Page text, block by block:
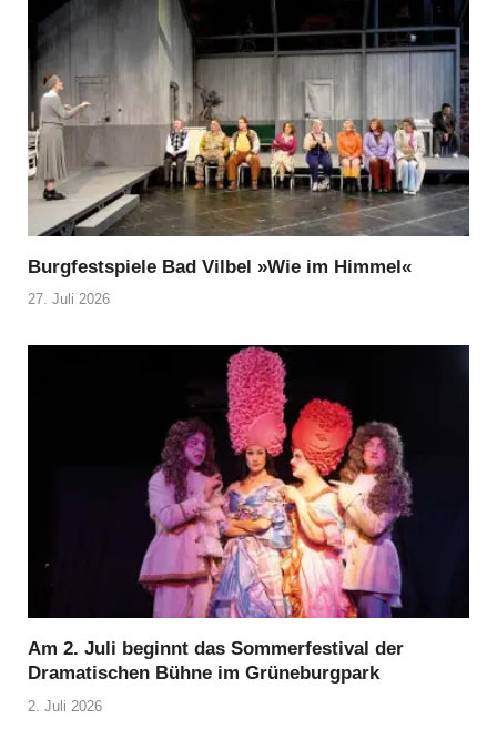
Burgfestspiele Bad Vilbel »Wie im Himmel«
27. Juli 2026
Am 2. Juli beginnt das Sommerfestival der
Dramatischen Bühne im Grüneburgpark
2. Juli 2026